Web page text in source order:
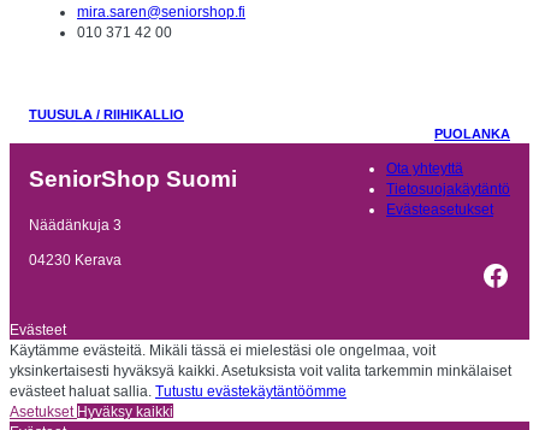
mira.saren@seniorshop.fi
010 371 42 00
TUUSULA / RIIHIKALLIO
PUOLANKA
SeniorShop Suomi
Näädänkuja 3
04230 Kerava
Ota yhteyttä
Tietosuojakäytäntö
Evästeasetukset
Evästeet
Käytämme evästeitä. Mikäli tässä ei mielestäsi ole ongelmaa, voit
yksinkertaisesti hyväksyä kaikki. Asetuksista voit valita tarkemmin minkälaiset
evästeet haluat sallia. Tutustu evästekäytäntöömme
Asetukset Hyväksy kaikki